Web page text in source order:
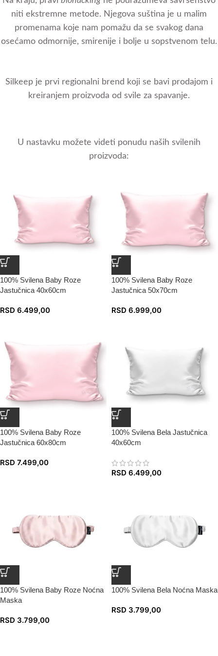
niti ekstremne metode. Njegova suština je u malim
promenama koje nam pomažu da se svakog dana
osećamo odmornije, smirenije i bolje u sopstvenom telu.
Silkeep je prvi regionalni brend koji se bavi prodajom i
kreiranjem proizvoda od svile za spavanje.
U nastavku možete videti ponudu naših svilenih
proizvoda:
100% Svilena Baby Roze
Jastučnica 40x60cm
RSD 6.499,00
100% Svilena Baby Roze
Jastučnica 50x70cm
RSD 6.999,00
100% Svilena Baby Roze
Jastučnica 60x80cm
RSD 7.499,00
100% Svilena Bela Jastučnica
40x60cm
RSD 6.499,00
100% Svilena Baby Roze Noćna
Maska
RSD 3.799,00
100% Svilena Bela Noćna Maska
RSD 3.799,00